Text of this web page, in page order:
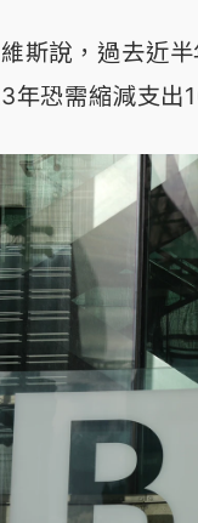
斯說，過去近
年恐需縮減支出